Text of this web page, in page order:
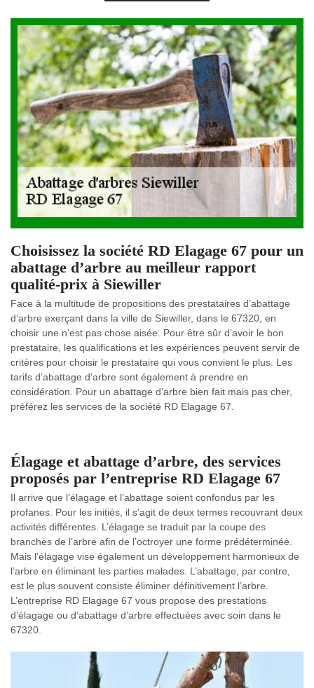
Choisissez la société RD Elagage 67 pour un
abattage d’arbre au meilleur rapport
qualité-prix à Siewiller
Face à la multitude de propositions des prestataires d’abattage
d’arbre exerçant dans la ville de Siewiller, dans le 67320, en
choisir une n’est pas chose aisée. Pour être sûr d’avoir le bon
prestataire, les qualifications et les expériences peuvent servir de
critères pour choisir le prestataire qui vous convient le plus. Les
tarifs d’abattage d’arbre sont également à prendre en
considération. Pour un abattage d’arbre bien fait mais pas cher,
préférez les services de la société RD Elagage 67.
Élagage et abattage d’arbre, des services
proposés par l’entreprise RD Elagage 67
Il arrive que l’élagage et l’abattage soient confondus par les
profanes. Pour les initiés, il s’agit de deux termes recouvrant deux
activités différentes. L’élagage se traduit par la coupe des
branches de l’arbre afin de l’octroyer une forme prédéterminée.
Mais l’élagage vise également un développement harmonieux de
l’arbre en éliminant les parties malades. L’abattage, par contre,
est le plus souvent consiste éliminer définitivement l’arbre.
L’entreprise RD Elagage 67 vous propose des prestations
d’élagage ou d’abattage d’arbre effectuées avec soin dans le
67320.